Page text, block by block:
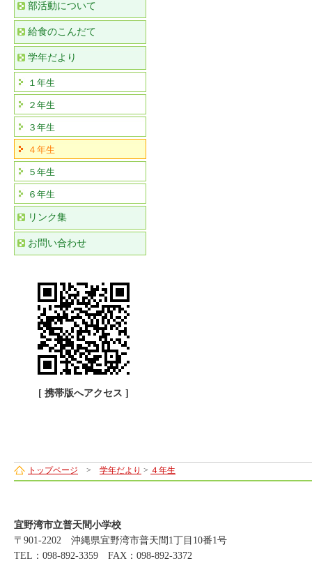
部活動について
給食のこんだて
学年だより
１年生
２年生
３年生
４年生
５年生
６年生
リンク集
お問い合わせ
[ 携帯版へアクセス ]
トップページ > 学年だより > ４年生
宜野湾市立普天間小学校
〒901-2202 沖縄県宜野湾市普天間1丁目10番1号
TEL：098-892-3359 FAX：098-892-3372